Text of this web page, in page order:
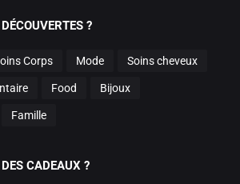
?
Corps Mode Soins cheveux
Food Bijoux
Famille
CADEAUX ?